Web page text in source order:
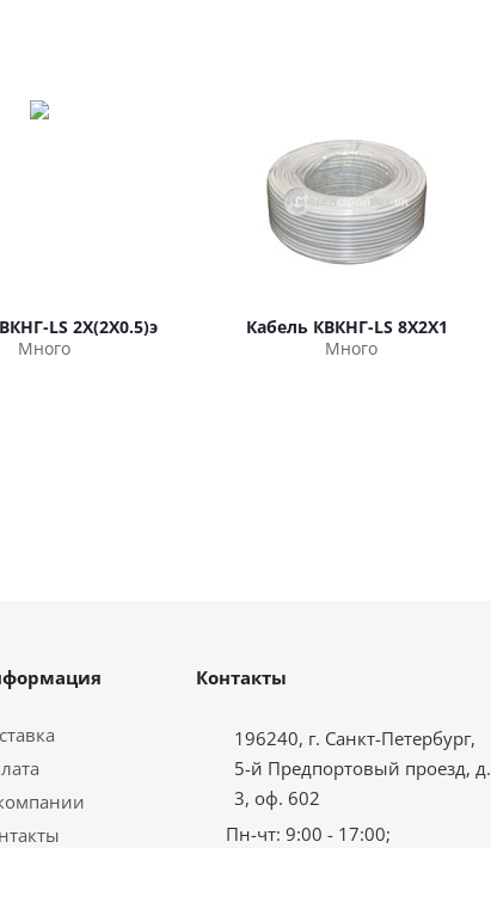
LS 2Х(2Х0.5)э
Много
Кабель КВКНГ-LS 8Х2Х1
Много
Контакты
196240, г. Санкт-Петербург,
5-й Предпортовый проезд, д.
3, оф. 602
Пн-чт: 9:00 - 17:00;